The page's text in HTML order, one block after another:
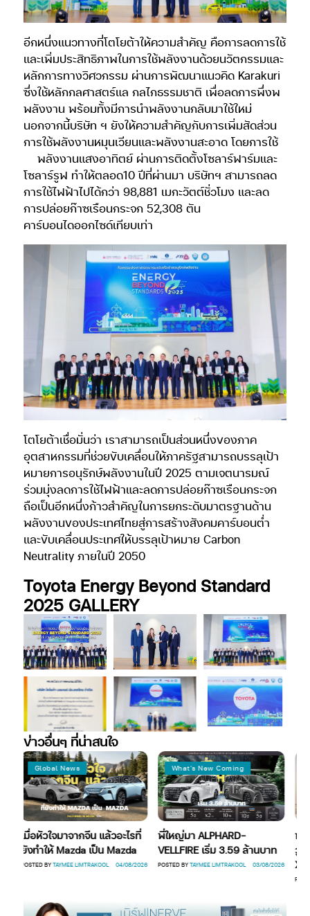
อีกหนึ่งแนวทางที่โตโยต้าให้ความสำคัญ คือการลดการใช้
และเพิ่มประสิทธิภาพในการใช้พลังงานด้วยนวัตกรรมและ
หลักการทางวิศวกรรม ผ่านการพัฒนาแนวคิด Karakuri
ซึ่งใช้หลักกลศาสตร์แล กลไกธรรมชาติ เพื่อลดการพึ่งพ
พลังงาน พร้อมทั้งมีการนำพลังงานกลับมาใช้ใหม่
นอกจากนี้บริษัท ฯ ยังให้ความสำคัญกับการเพิ่มสัดส่วน
การใช้พลังงานหมุนเวียนและพลังงานสะอาด โดยการใช้
พลังงานแสงอาทิตย์ ผ่านการติดตั้งโซลาร์ฟาร์มและ
โซลาร์รูฟ ทำให้ตลอด10 ปีที่ผ่านมา บริษัทฯ สามารถลด
การใช้ไฟฟ้าไปได้กว่า 98,881 เมกะวัตต์ชั่วโมง และลด
การปล่อยก๊าซเรือนกระจก 52,308 ตัน
คาร์บอนไดออกไซด์เทียบเท่า
โตโยต้าเชื่อมั่นว่า เราสามารถเป็นส่วนหนึ่งของภาค
อุตสาหกรรมที่ช่วยขับเคลื่อนให้ภาครัฐสามารถบรรลุเป้า
หมายการอนุรักษ์พลังงานในปี 2025 ตามเจตนารมณ์
ร่วมมุ่งลดการใช้ไฟฟ้าและลดการปล่อยก๊าซเรือนกระจก
ถือเป็นอีกหนึ่งก้าวสำคัญในการยกระดับมาตรฐานด้าน
พลังงานของประเทศไทยสู่การสร้างสังคมคาร์บอนต่ำ
และขับเคลื่อนประเทศให้บรรลุเป้าหมาย Carbon
Neutrality ภายในปี 2050
Toyota Energy Beyond Standard
2025 GALLERY
ข่าวอื่นๆ ที่น่าสนใจ
Global News
หัวใจมาจากจีน แล้วอะไรที่
ำให้ Mazda เป็น Mazda
TAYMEE LIMTRAKOOL 04/08/2026
What's New Coming
พี่ใหญ่มา ALPHARD-
VELLFIRE เริ่ม 3.59 ล้านบาท
POSTED BY TAYMEE LIMTRAKOOL 03/08/2026
What's
ฟอร์ด แนะ
วูล์ฟแทรค
XLS-